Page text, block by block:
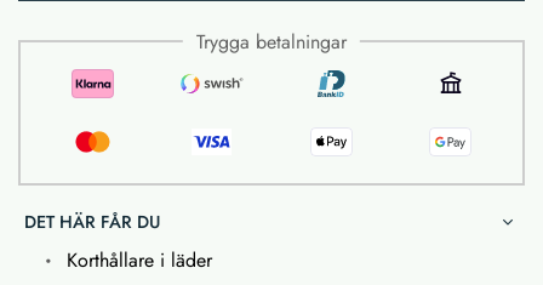
Trygga betalningar
DET HÄR FÅR DU
Korthållare i läder